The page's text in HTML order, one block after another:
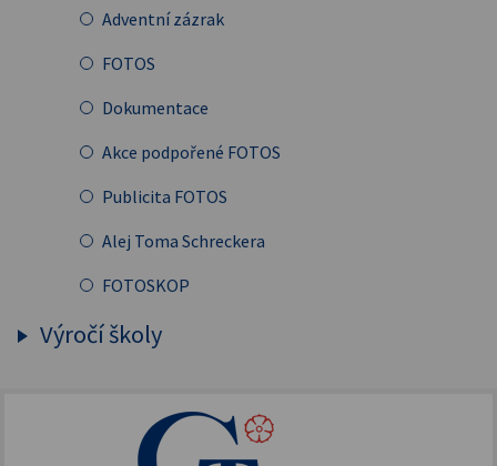
Šablony OP JAK
NPO - digitalizujeme
Doučování 2022
Erasmus+
IKAP III
Šablony II
Podpora vzdělávání
Škola bez hranic
Přírodovědné pobytové kurzy
Jazykové kompetence
Adventní zázrak
FOTOS
Dokumentace
Akce podpořené FOTOS
Publicita FOTOS
Alej Toma Schreckera
FOTOSKOP
Výročí školy
155. výročí školy